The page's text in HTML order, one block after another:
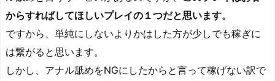
からすればしてほしいプレイの１つだと思います。
ですから、単純にしないよりかはした方が少しでも稼ぎに
は繋がると思います。
しかし、アナル舐めをNGにしたからと言って稼げない訳で